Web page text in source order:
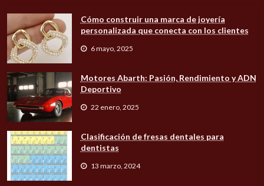
Cómo construir una marca de joyería
personalizada que conecta con los clientes
6 mayo, 2025
Motores Abarth: Pasión, Rendimiento y ADN
Deportivo
22 enero, 2025
Clasificación de fresas dentales para
dentistas
13 marzo, 2024